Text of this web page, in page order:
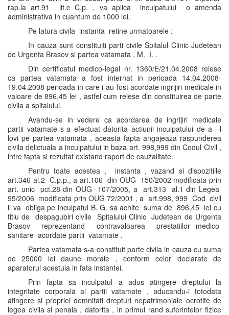
rap.la art.91 lit.c C.p. , va aplica inculpatului o amenda
administrativa in cuantum de 1000 lei.
Pe latura civila instanta retine urmatoarele :
In cauza sunt constituiti parti civile Spitalul Clinic Judetean
de Urgenta Brasov si partea vatamata , M. I. .
Din certificatul medico-legal nr. 1360/E/21.04.2008 reiese
ca partea vatamata a fost internat in perioada 14.04.2008-
19.04.2008 perioada in care i-au fost acordate ingrijiri medicale in
valoare de 896,45 lei , astfel cum reiese din constituirea de parte
civila a spitalului.
Avandu-se in vedere ca acordarea de ingrijiri medicale
partii vatamate s-a efectuat datorita actiunii inculpatului de a –l
lovi pe partea vatamata , aceasta fapta angajeaza raspunderea
civila delictuala a inculpatului in baza art. 998,999 din Codul Civil ,
intre fapta si rezultat existand raport de cauzalitate.
Pentru toate acestea , instanta , vazand si dispozitiile
art.346 al.2 C.p.p., a art.106 din OUG 150/2002 modificata prin
art. unic pct.28 din OUG 107/2005, a art.313 al.1 din Legea
95/2006 modificata prin OUG 72/2001 , a art.998, 999 Cod civil
il va obliga pe inculpatul B. G. sa achite suma de 896,45 lei cu
titlu de despagubiri civile Spitalului Clinic Judetean de Urgenta
Brasov reprezentand contravaloarea prestatiilor medico
sanitare acordate partii vatamate .
Partea vatamata s-a constituit parte civila in cauza cu suma
de 25000 lei daune morale , conform celor declarate de
aparatorul acestuia in fata instantei.
Prin fapta sa inculpatul a adus atingere dreptului la
integritate corporala al partii vatamate , aducandu-i totodata
atingere si propriei demnitati drepturi nepatrimoniale ocrotite de
legea civila si penala , datorita , in primul rand suferintelor fizice